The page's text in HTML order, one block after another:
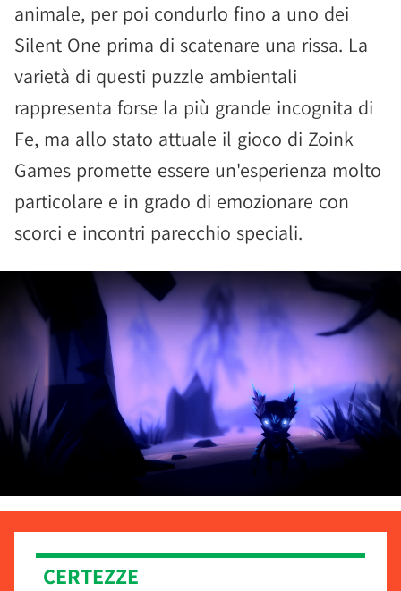
animale, per poi condurlo fino a uno dei
Silent One prima di scatenare una rissa. La
varietà di questi puzzle ambientali
rappresenta forse la più grande incognita di
Fe, ma allo stato attuale il gioco di Zoink
Games promette essere un'esperienza molto
particolare e in grado di emozionare con
scorci e incontri parecchio speciali.
CERTEZZE